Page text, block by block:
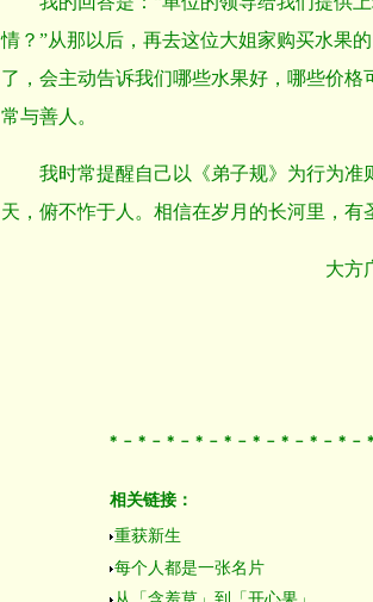
情？”从那以后，再去这位大姐家购买水果
了，会主动告诉我们哪些水果好，哪些价
常与善人。
我时常提醒自己以《弟子规》为行为
天，俯不怍于人。相信在岁月的长河里，
大方
＊－＊－＊－＊－＊－＊－＊－＊－＊
相关链接：
重获新生
每个人都是一张名片